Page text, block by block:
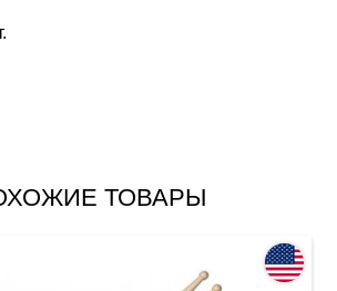
ТОВАРЫ